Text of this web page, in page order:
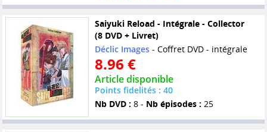
Saiyuki Reload - Intégrale - Collector
(8 DVD + Livret)
Déclic Images- Coffret DVD - intégrale
8.96 €
Article disponible
Points fidelités : 40
Nb DVD : 8 - Nb épisodes : 25